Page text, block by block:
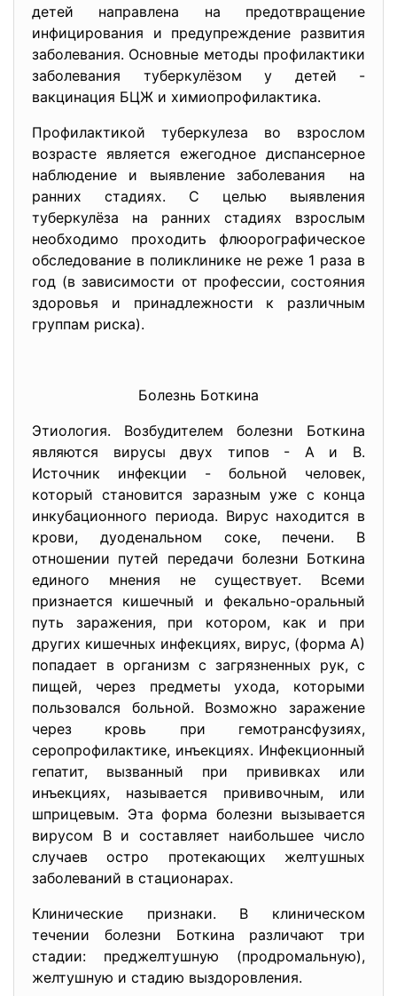
детей направлена на предотвращение
инфицирования и предупреждение развития
заболевания. Основные методы профилактики
заболевания туберкулёзом у детей -
вакцинация БЦЖ и химиопрофилактика.
Профилактикой туберкулеза во взрослом
возрасте является ежегодное диспансерное
наблюдение и выявление заболевания на
ранних стадиях. С целью выявления
туберкулёза на ранних стадиях взрослым
необходимо проходить флюорографическое
обследование в поликлинике не реже 1 раза в
год (в зависимости от профессии, состояния
здоровья и принадлежности к различным
группам риска).
Болезнь Боткина
Этиология. Возбудителем болезни Боткина
являются вирусы двух типов - А и В.
Источник инфекции - больной человек,
который становится заразным уже с конца
инкубационного периода. Вирус находится в
крови, дуоденальном соке, печени. В
отношении путей передачи болезни Боткина
единого мнения не существует. Всеми
признается кишечный и фекально-оральный
путь заражения, при котором, как и при
других кишечных инфекциях, вирус, (форма А)
попадает в организм с загрязненных рук, с
пищей, через предметы ухода, которыми
пользовался больной. Возможно заражение
через кровь при гемотрансфузиях,
серопрофилактике, инъекциях. Инфекционный
гепатит, вызванный при прививках или
инъекциях, называется прививочным, или
шприцевым. Эта форма болезни вызывается
вирусом В и составляет наибольшее число
случаев остро протекающих желтушных
заболеваний в стационарах.
Клинические признаки. В клиническом
течении болезни Боткина различают три
стадии: преджелтушную (продромальную),
желтушную и стадию выздоровления.